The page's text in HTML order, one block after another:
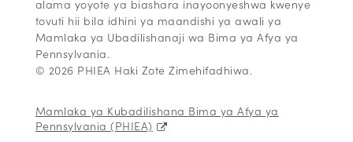
alama yoyote ya biashara inayoonyeshwa kwenye
tovuti hii bila idhini ya maandishi ya awali ya
Mamlaka ya Ubadilishanaji wa Bima ya Afya ya
Pennsylvania.
© 2026 PHIEA Haki Zote Zimehifadhiwa.
Mamlaka ya Kubadilishana Bima ya Afya ya
Pennsylvania (PHIEA)